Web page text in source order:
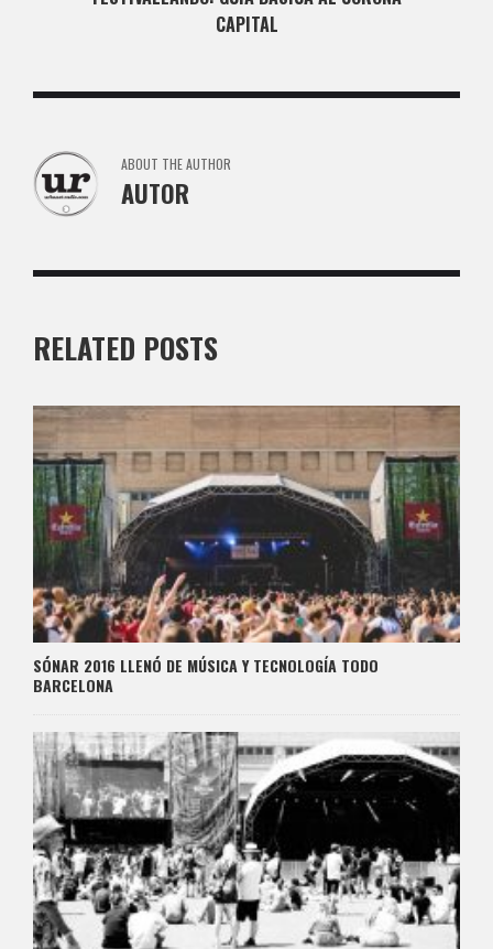
CAPITAL
ABOUT THE AUTHOR
AUTOR
RELATED POSTS
SÓNAR 2016 LLENÓ DE MÚSICA Y TECNOLOGÍA TODO
BARCELONA